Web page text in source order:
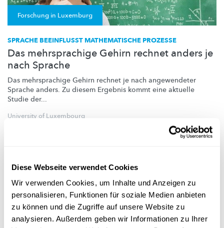
Diese Webseite verwendet Cookies
Wir verwenden Cookies, um Inhalte und Anzeigen zu
personalisieren, Funktionen für soziale Medien anbieten
zu können und die Zugriffe auf unsere Website zu
analysieren. Außerdem geben wir Informationen zu Ihrer
Forschung in Luxemburg
SPRACHE BEEINFLUSST MATHEMATISCHE PROZESSE
Das mehrsprachige Gehirn rechnet anders je
nach Sprache
Das mehrsprachige Gehirn rechnet je nach angewendeter
Sprache anders. Zu diesem Ergebnis kommt eine aktuelle
Studie der...
University of Luxembourg